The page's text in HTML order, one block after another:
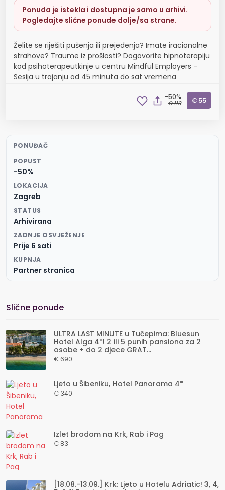
Ponuda je istekla i dostupna je samo u arhivi.
Pogledajte slične ponude dolje/sa strane.
Želite se riješiti pušenja ili prejedenja? Imate iracionalne
strahove? Traume iz prošlosti? Dogovorite hipnoterapiju
kod psihoterapeutkinje u centru Mindful Employers -
Sesija u trajanju od 45 minuta do sat vremena
-50%
€ 110 € 55
PONUĐAČ
POPUST
-50%
LOKACIJA
Zagreb
STATUS
Arhivirana
ZADNJE OSVJEŽENJE
Prije 6 sati
KUPNJA
Partner stranica
Slične ponude
ULTRA LAST MINUTE u Tučepima: Bluesun
Hotel Alga 4*! 2 ili 5 punih pansiona za 2
osobe + do 2 djece GRAT...
€ 690
Ljeto u Šibeniku, Hotel Panorama 4*
€ 340
Izlet brodom na Krk, Rab i Pag
€ 83
[18.08.-13.09.] Krk: Ljeto u Hotelu Adriatic! 3, 4,